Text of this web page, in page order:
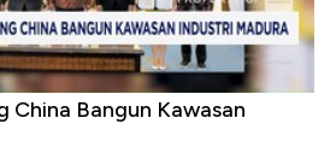
China Bangun Kawasan